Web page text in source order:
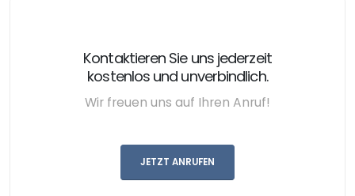
Kontaktieren Sie uns jederzeit
kostenlos und unverbindlich.
Wir freuen uns auf Ihren Anruf!
JETZT ANRUFEN